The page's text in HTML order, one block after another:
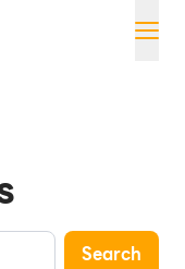
Search